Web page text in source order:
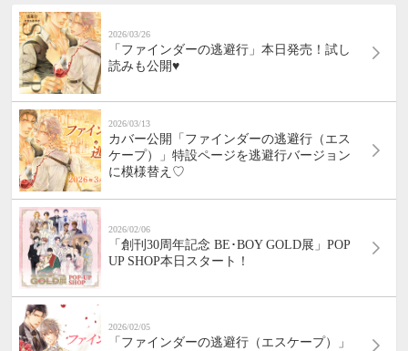
2026/03/26
「ファインダーの逃避行」本日発売！試し
読みも公開♥
2026/03/13
カバー公開「ファインダーの逃避行（エス
ケープ）」特設ページを逃避行バージョン
に模様替え♡
2026/02/06
「創刊30周年記念 BE･BOY GOLD展」POP
UP SHOP本日スタート！
2026/02/05
「ファインダーの逃避行（エスケープ）」